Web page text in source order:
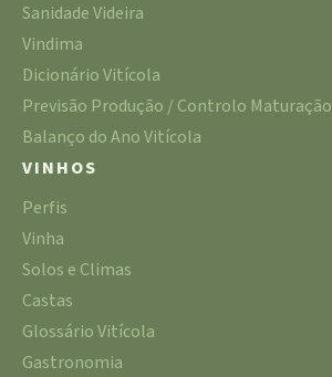
Sanidade Videira
Vindima
Dicionário Vitícola
Previsão Produção / Controlo Maturação
Balanço do Ano Vitícola
VINHOS
Perfis
Vinha
Solos e Climas
Castas
Glossário Vitícola
Gastronomia